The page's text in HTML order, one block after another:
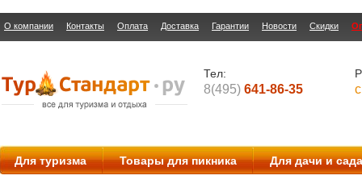
О компании Контакты Оплата Доставка Гарантии Новости Скидки
Тел:
8(495) 641-86-35
Для туризма Товары для пикника Для дачи и сада